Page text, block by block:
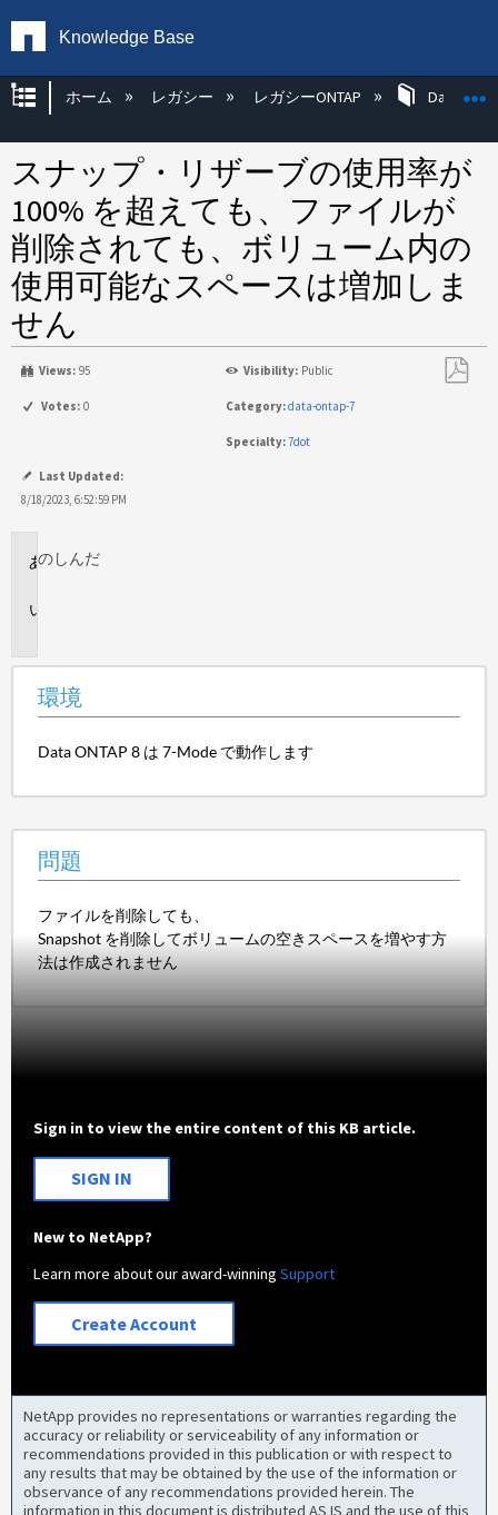
Knowledge Base
グローバル階層を展開/折りたたむ
ホーム レガシー レガシーONTAP Data
スナップ・リザーブの使用率が
100% を超えても、ファイルが
削除されても、ボリューム内の
使用可能なスペースは増加しま
せん
Views: 95 Visibility: Public
Votes: 0 Category:data-ontap-7
Specialty:7dot
Last Updated:
8/18/2023, 6:52:59 PM
環
のしんだ
環境
Data ONTAP 8 は 7-Mode で動作します
問題
ファイルを削除しても、
Snapshot を削除してボリュームの空きスペースを増やす方
法は作成されません
Sign in to view the entire content of this KB article.
SIGN IN
New to NetApp?
Learn more about our award-winningSupport
Create Account
NetApp provides no representations or warranties regarding the
accuracy or reliability or serviceability of any information or
recommendations provided in this publication or with respect to
any results that may be obtained by the use of the information or
observance of any recommendations provided herein. The